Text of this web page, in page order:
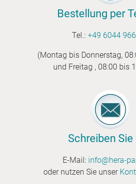
Bestellung per
Tel.: +49 6044
(Montag bis Donnerstag,
und Freitag , 08:00 bis
Schreiben Sie
E-Mail: info@hera-
oder nutzen Sie unser